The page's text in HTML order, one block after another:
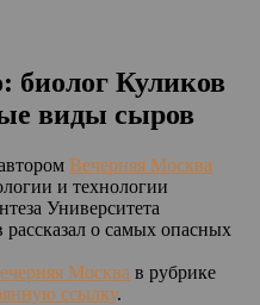
биолог Куликов
виды сыров
Вечерняя Москва
и технологии
Университета
о самых опасных
Москва в рубрике
ссылку.